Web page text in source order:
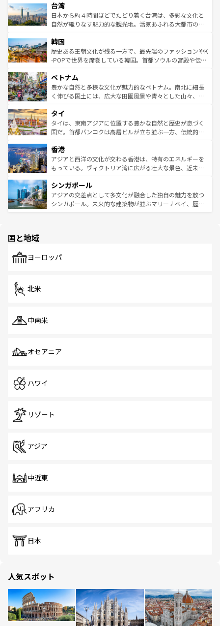
ならではの贅沢な旅のスタイルだ。 なお、新着のアメリカ
情報はコンテンツ一覧を参照してほしい。
れるおもてなしの心で訪れる人々を迎えてくれるハワイの
人々、おいしいローカルフードやハワイアンミュージッ
ク、伝統的なフラダンスなど、すべてがハワイの魅力を彩
ワイを、存分に味わってほしい。 なお、新着のハワイ情報
はコンテンツ一覧を参照してほしい。
リアリーフや大陸中央部にそびえるウルル（エアーズロッ
ク）、タスマニアの美しい原生林やケアンズの熱帯雨林な
ど、見どころがたくさん。また、カフェやワイン、オージ
いる。アクティビティも充実しており、サーフィンやダイ
ビング、ハイキングなど、アウトドア好きにはたまらな
い。オーストラリアの多彩な魅力を存分に味わいつくそ
参照してほしい。
台湾
日本から約４時間ほどでたどり着く台湾は、多彩な文化と
自然が織りなす魅力的な観光地。活気あふれる大都市の台
ン）、静ひつな山岳地帯である台湾東部など、都市の喧騒
と山間の静けさが共存しており、訪れる人に新しい発見と
驚きをもたらしてくれる。また、奥深い台湾の食文化も魅
容にもいいと評判のスイーツなど、バラエティ豊かな料理
が味わえる。 なお、新着の台湾情報は コンテンツ一覧を参
照してほしい。
韓国
歴史ある王朝文化が残る一方で、最先端のファッションやK
-POPで世界を席巻している韓国。首都ソウルの宮殿や伝統
き、地方に足を延ばせば四季折々の自然美を楽しむことが
できる。そして、キムチや焼肉、絶品のストリートフード
まで、さまざまな韓国料理が待っている。夜には、韓国な
リティに包まれながら、韓国の多彩な魅力を心ゆくまで味
わってみてほしい。 なお、新着の韓国情報はコンテンツ一
覧を参照してほしい。
ベトナム
豊かな自然と多様な文化が魅力的なベトナム。南北に細長
く伸びる国土には、広大な田園風景や青々とした山々、世
急速な発展と共に伝統が息づく。ハノイの古い町並みやホ
ーチミン市のフランス統治時代の建物も、独特の雰囲気を
醸し出している。また、バラエティの豊かさとおいしさで
とつ。フォーやバインミー、ベトナムコーヒーなどは、ぜ
ひ現地で味わいたい。どの地域を訪れてもあたたかい人々
が旅行者を迎えてくれるので、きっと忘れられない旅にな
参照してほしい。
タイ
タイは、東南アジアに位置する豊かな自然と歴史が息づく
国だ。首都バンコクは高層ビルが立ち並ぶ一方、伝統的な
の活気が交差している。北部ではチェンマイなどの山岳地
帯で自然と触れ合い、南部ではプーケットやクラビの美し
いビーチでリゾート気分を楽しむことができる。タイ料理
激する。気候は一年中温暖で、どの季節にも異なる楽しみ
が待っている。親しみやすいタイの人々、仏教を中心とし
た文化、そして多様な観光資源が、訪れる旅人を魅了し続
香港
アジアと西洋の文化が交わる香港は、特有のエネルギーを
もっている。ヴィクトリア湾に広がる壮大な景色、近未来
み、どこを訪れても感動するはず。観光スポットが密集し
ており、効率よく見どころを回れるのも魅力。息をのむよ
うな絶景から文化的な体験まで、香港を存分に楽しみ尽く
シンガポール
アジアの交差点として多文化が融合した独自の魅力を放つ
シンガポール。未来的な建築物が並ぶマリーナベイ、歴史
で、ホーカーズは地元の風情を楽しめる外せないスポット
国と地域
ヨーロッパ
北米
中南米
オセアニア
ハワイ
リゾート
アジア
中近東
アフリカ
日本
人気スポット